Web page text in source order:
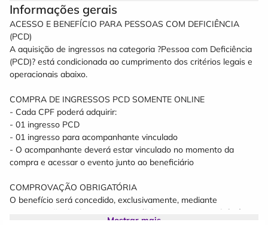
SERVIÇO:
Quando? 16 de Outubro de 2026
Onde? Estacionamento do Shopping Praça Nova, em Santa
Maria/RS
Onde comprar? Bendita Semijoias, Dermapelle, Beltrame
On-line somente pelo site da Minha Entrada (Não nos
responsabilizamos por outros meios de vendas)
Informações gerais
ACESSO E BENEFÍCIO PARA PESSOAS COM DEFICIÊNCIA
(PCD)
A aquisição de ingressos na categoria ?Pessoa com Deficiência
(PCD)? está condicionada ao cumprimento dos critérios legais e
operacionais abaixo.
COMPRA DE INGRESSOS PCD SOMENTE ONLINE
- Cada CPF poderá adquirir:
- 01 ingresso PCD
- 01 ingresso para acompanhante vinculado
- O acompanhante deverá estar vinculado no momento da
compra e acessar o evento junto ao beneficiário
COMPROVAÇÃO OBRIGATÓRIA
O benefício será concedido, exclusivamente, mediante
apresentação de documentação válida que comprove deficiência
Mostrar mais